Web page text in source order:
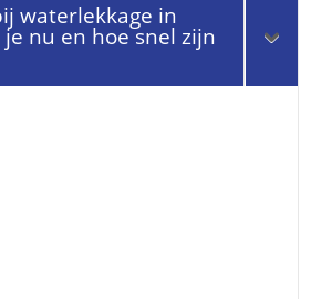
waterlekkage in
nu en hoe snel zijn